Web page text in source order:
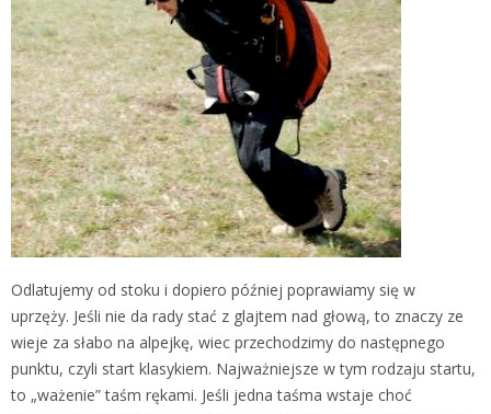
Odlatujemy od stoku i dopiero później poprawiamy się w
uprzęży. Jeśli nie da rady stać z glajtem nad głową, to znaczy ze
wieje za słabo na alpejkę, wiec przechodzimy do następnego
punktu, czyli start klasykiem. Najważniejsze w tym rodzaju startu,
to „ważenie” taśm rękami. Jeśli jedna taśma wstaje choć